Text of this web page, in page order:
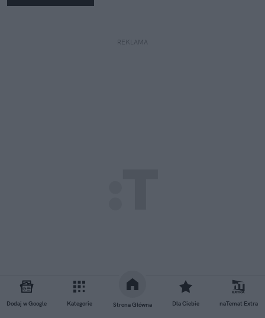
Dodaj w Google Kategorie Strona Główna Dla Ciebie naTemat Extra
REKLAMA